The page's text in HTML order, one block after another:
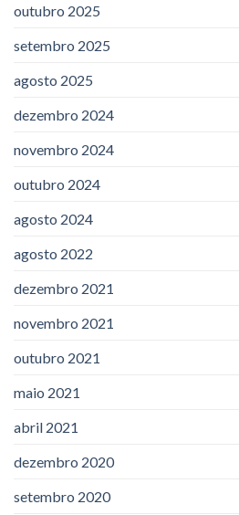
outubro 2025
setembro 2025
agosto 2025
dezembro 2024
novembro 2024
outubro 2024
agosto 2024
agosto 2022
dezembro 2021
novembro 2021
outubro 2021
maio 2021
abril 2021
dezembro 2020
setembro 2020